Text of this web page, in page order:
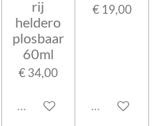
rij
heldero
plosbaar
60ml
€ 34,00
Uitverkocht
€ 19,00
Uitverkocht